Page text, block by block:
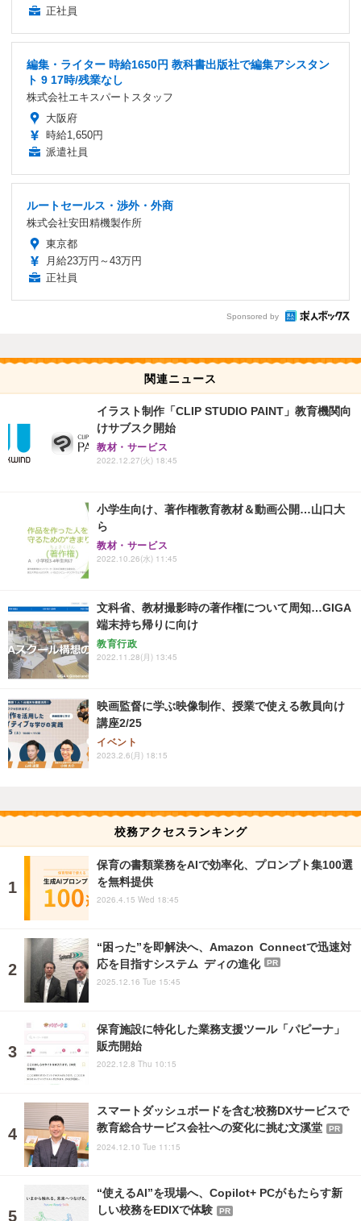
正社員
編集・ライター 時給1650円 教科書出版社で編集アシスタン
ト 9 17時/残業なし
株式会社エキスパートスタッフ
大阪府
時給1,650円
派遣社員
ルートセールス・渉外・外商
株式会社安田精機製作所
東京都
月給23万円～43万円
正社員
Sponsored by
関連ニュース
イラスト制作「CLIP STUDIO PAINT」教育機関向
けサブスク開始
教材・サービス
2022.12.27(火) 18:45
小学生向け、著作権教育教材＆動画公開…山口大
ら
教材・サービス
2022.10.26(水) 11:45
文科省、教材撮影時の著作権について周知…GIGA
端末持ち帰りに向け
教育行政
2022.11.28(月) 13:45
映画監督に学ぶ映像制作、授業で使える教員向け
講座2/25
イベント
2023.2.6(月) 18:15
校務アクセスランキング
保育の書類業務をAIで効率化、プロンプト集100選
を無料提供
2026.4.15 Wed 18:45
“困った”を即解決へ、Amazon Connectで迅速対
応を目指すシステム ディの進化
PR
2025.12.16 Tue 15:45
保育施設に特化した業務支援ツール「パピーナ」
販売開始
2022.12.8 Thu 10:15
スマートダッシュボードを含む校務DXサービスで
教育総合サービス会社への変化に挑む文溪堂
PR
2024.12.10 Tue 11:15
“使えるAI”を現場へ、Copilot+ PCがもたらす新
しい校務をEDIXで体験
PR